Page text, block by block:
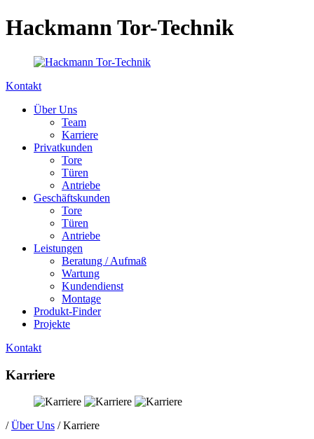
Hackmann Tor-Technik
Kontakt
Über Uns
Team
Karriere
Privatkunden
Tore
Türen
Antriebe
Geschäftskunden
Tore
Türen
Antriebe
Leistungen
Beratung / Aufmaß
Wartung
Kundendienst
Montage
Produkt-Finder
Projekte
Kontakt
Karriere
/Über Uns /Karriere